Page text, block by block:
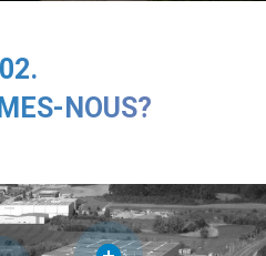
02.
NOUS?